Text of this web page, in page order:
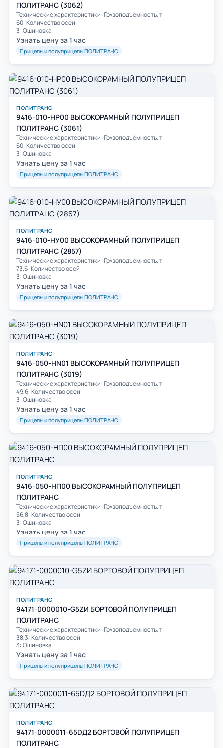
ПОЛИТРАНС (3062)
Технические характеристики: Грузоподъёмность, т
60: Количество осей
3: Ошиновка
Узнать цену за 1 час
Прицепы и полуприцепы ПОЛИТРАНС
ПОЛИТРАНС
9416-010-HP00 ВЫСОКОРАМНЫЙ ПОЛУПРИЦЕП
ПОЛИТРАНС (3061)
Технические характеристики: Грузоподъёмность, т
60: Количество осей
3: Ошиновка
Узнать цену за 1 час
Прицепы и полуприцепы ПОЛИТРАНС
ПОЛИТРАНС
9416-010-HУ00 ВЫСОКОРАМНЫЙ ПОЛУПРИЦЕП
ПОЛИТРАНС (2857)
Технические характеристики: Грузоподъёмность, т
73,6: Количество осей
3: Ошиновка
Узнать цену за 1 час
Прицепы и полуприцепы ПОЛИТРАНС
ПОЛИТРАНС
9416-050-HN01 ВЫСОКОРАМНЫЙ ПОЛУПРИЦЕП
ПОЛИТРАНС (3019)
Технические характеристики: Грузоподъёмность, т
49,6: Количество осей
3: Ошиновка
Узнать цену за 1 час
Прицепы и полуприцепы ПОЛИТРАНС
ПОЛИТРАНС
9416-050-HП00 ВЫСОКОРАМНЫЙ ПОЛУПРИЦЕП
ПОЛИТРАНС
Технические характеристики: Грузоподъёмность, т
56,8: Количество осей
3: Ошиновка
Узнать цену за 1 час
Прицепы и полуприцепы ПОЛИТРАНС
ПОЛИТРАНС
94171-0000010-G5ZИ БОРТОВОЙ ПОЛУПРИЦЕП
ПОЛИТРАНС
Технические характеристики: Грузоподъёмность, т
38,3: Количество осей
3: Ошиновка
Узнать цену за 1 час
Прицепы и полуприцепы ПОЛИТРАНС
ПОЛИТРАНС
94171-0000011-65DД2 БОРТОВОЙ ПОЛУПРИЦЕП
ПОЛИТРАНС